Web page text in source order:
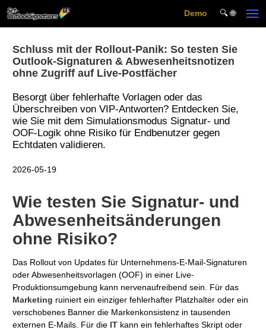
Demo 🔍︎ 🌐
Schluss mit der Rollout-Panik: So testen Sie
Outlook-Signaturen & Abwesenheitsnotizen
ohne Zugriff auf Live-Postfächer
Besorgt über fehlerhafte Vorlagen oder das
Überschreiben von VIP-Antworten? Entdecken Sie,
wie Sie mit dem Simulationsmodus Signatur- und
OOF-Logik ohne Risiko für Endbenutzer gegen
Echtdaten validieren.
2026-05-19
Wie testen Sie Signatur- und
Abwesenheitsänderungen
ohne Risiko?
Das Rollout von Updates für Unternehmens-E-Mail-Signaturen
oder Abwesenheitsvorlagen (OOF) in einer Live-
Produktionsumgebung kann nervenaufreibend sein. Für das
Marketing ruiniert ein einziger fehlerhafter Platzhalter oder ein
verschobenes Banner die Markenkonsistenz in tausenden
externen E-Mails. Für die IT kann ein fehlerhaftes Skript oder